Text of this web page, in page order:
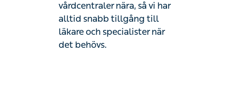
vårdcentraler nära, så vi har
alltid snabb tillgång till
läkare och specialister när
det behövs.